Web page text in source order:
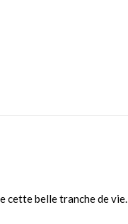
cette belle tranche de vie.